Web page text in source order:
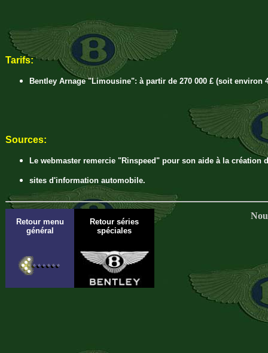
Tarifs:
Bentley Arnage "Limousine": à partir de 270 000 £ (soit
Sources:
Le webmaster remercie "Rinspeed" pour son aide à la création
sites d'information automobile.
Retour menu
général
Retour séries
spéciales